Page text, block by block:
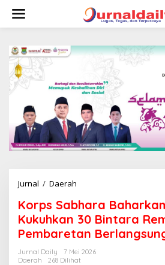
w
Jurnal / Daerah
r
p
s
S
a
b
Korps Sabhara
Kukuhkan 30 Bintara
Pembaretan
Jurnal Daily
7 Mei 2026
Daerah
268 Dilihat